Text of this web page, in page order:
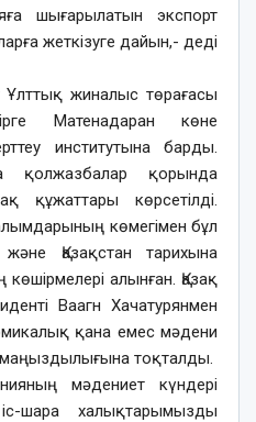
шығарылатын экспорт
жеткізуге дайын,- деді
жиналыс төрағасы
Матенадаран көне
институтына барды.
қолжазбалар қорында
құжаттары көрсетілді.
көмегімен бұл
Қазақстан тарихына
алынған. Қазақ
Ваагн Хачатурянмен
қана емес мәдени
тоқталды.
мәдениет күндері
шара халықтарымызды